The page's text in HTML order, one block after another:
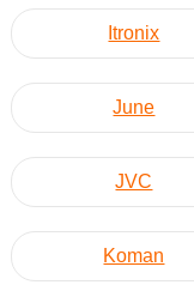
Itronix
June
JVC
Koman